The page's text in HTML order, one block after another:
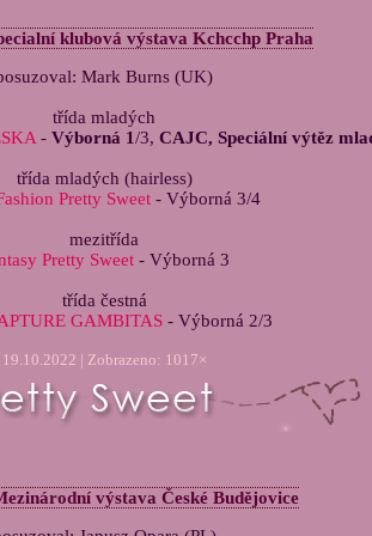
klubová výstava Kchcchp Praha
Mark Burns (UK)
třída mladých
-Výborná 1/3, CAJC, Speciální výtěz
třída mladých (hairless)
Pretty Sweet- Výborná 3/4
mezitřída
Pretty Sweet - Výborná 3
třída čestná
GAMBITAS - Výborná 2/3
19.10.2022 | Zobrazeno: 1017×
výstava České Budějovice